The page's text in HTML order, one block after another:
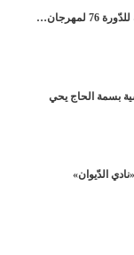
بسمة الحاج يحي
الدّيوان»